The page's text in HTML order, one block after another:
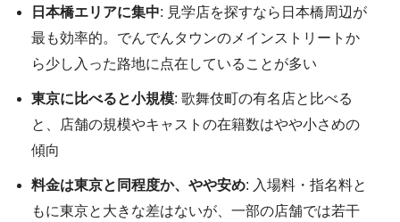
日本橋エリアに集中: 見学店を探すなら日本橋周辺が
最も効率的。でんでんタウンのメインストリートか
ら少し入った路地に点在していることが多い
東京に比べると小規模: 歌舞伎町の有名店と比べる
と、店舗の規模やキャストの在籍数はやや小さめの
傾向
料金は東京と同程度か、やや安め: 入場料・指名料と
もに東京と大きな差はないが、一部の店舗では若干